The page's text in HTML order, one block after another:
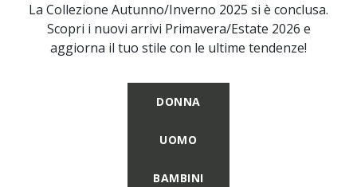
La Collezione Autunno/Inverno 2025 si è conclusa.
Scopri i nuovi arrivi Primavera/Estate 2026 e
aggiorna il tuo stile con le ultime tendenze!
DONNA
UOMO
BAMBINI